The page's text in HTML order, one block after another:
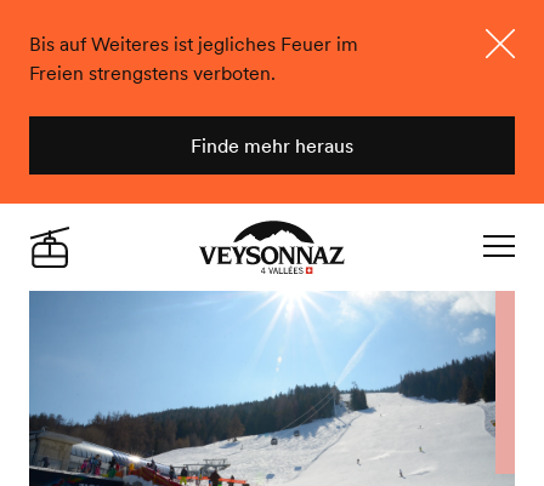
Bis auf Weiteres ist jegliches Feuer im
Freien strengstens verboten.
Finde mehr heraus
Veysonnaz
Live